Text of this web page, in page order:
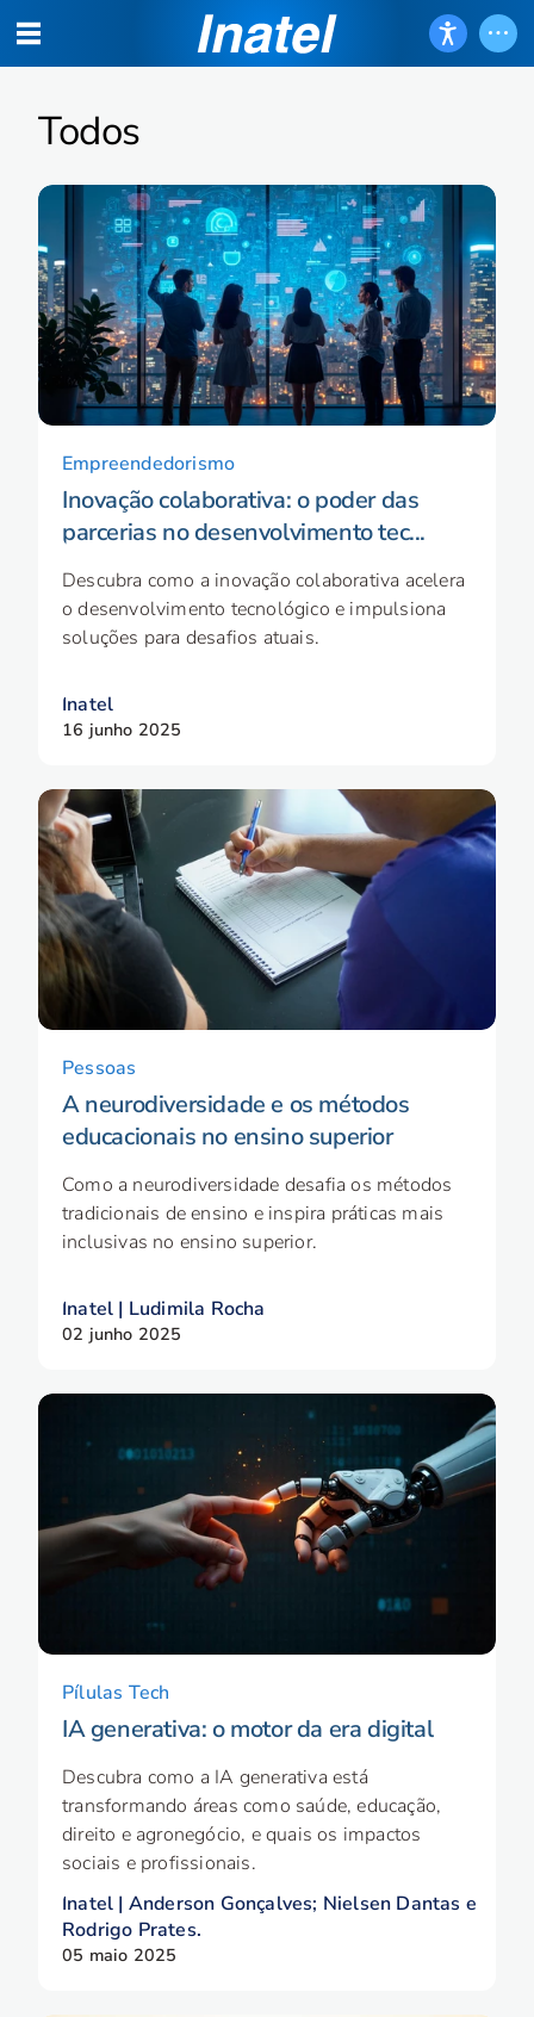
Todos
Empreendedorismo
Inovação colaborativa: o poder das
parcerias no desenvolvimento tec...
Descubra como a inovação colaborativa acelera
o desenvolvimento tecnológico e impulsiona
soluções para desafios atuais.
Inatel
16 junho 2025
Pessoas
A neurodiversidade e os métodos
educacionais no ensino superior
Como a neurodiversidade desafia os métodos
tradicionais de ensino e inspira práticas mais
inclusivas no ensino superior.
Inatel | Ludimila Rocha
02 junho 2025
Pílulas Tech
IA generativa: o motor da era digital
Descubra como a IA generativa está
transformando áreas como saúde, educação,
direito e agronegócio, e quais os impactos
sociais e profissionais.
Inatel | Anderson Gonçalves; Nielsen Dantas e
Rodrigo Prates.
05 maio 2025